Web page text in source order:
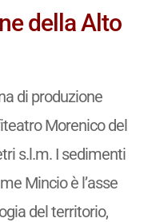
della Alto
di produzione
Morenico del
s.l.m. I sedimenti
Mincio è l’asse
del territorio,